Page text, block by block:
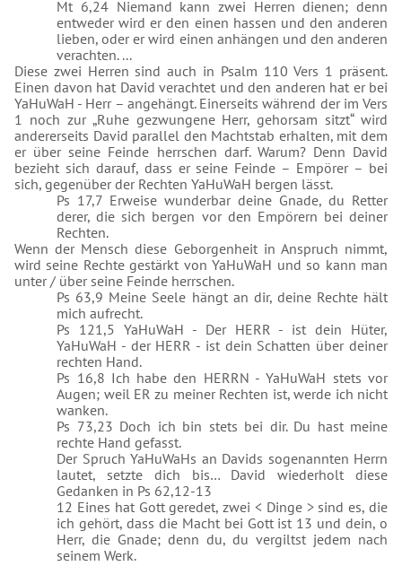
Mt 6,24 Niemand kann zwei Herren dienen; denn
entweder wird er den einen hassen und den anderen
lieben, oder er wird einen anhängen und den anderen
verachten. ...
Diese zwei Herren sind auch in Psalm 110 Vers 1 präsent.
Einen davon hat David verachtet und den anderen hat er bei
YaHuWaH - Herr – angehängt. Einerseits während der im Vers
1 noch zur „Ruhe gezwungene Herr, gehorsam sitzt“ wird
andererseits David parallel den Machtstab erhalten, mit dem
er über seine Feinde herrschen darf. Warum? Denn David
bezieht sich darauf, dass er seine Feinde – Empörer – bei
sich, gegenüber der Rechten YaHuWaH bergen lässt.
Ps 17,7 Erweise wunderbar deine Gnade, du Retter
derer, die sich bergen vor den Empörern bei deiner
Rechten.
Wenn der Mensch diese Geborgenheit in Anspruch nimmt,
wird seine Rechte gestärkt von YaHuWaH und so kann man
unter / über seine Feinde herrschen.
Ps 63,9 Meine Seele hängt an dir, deine Rechte hält
mich aufrecht.
Ps 121,5 YaHuWaH - Der HERR - ist dein Hüter,
YaHuWaH - der HERR - ist dein Schatten über deiner
rechten Hand.
Ps 16,8 Ich habe den HERRN - YaHuWaH stets vor
Augen; weil ER zu meiner Rechten ist, werde ich nicht
wanken.
Ps 73,23 Doch ich bin stets bei dir. Du hast meine
rechte Hand gefasst.
Der Spruch YaHuWaHs an Davids sogenannten Herrn
lautet, setzte dich bis… David wiederholt diese
Gedanken in Ps 62,12-13
12 Eines hat Gott geredet, zwei < Dinge > sind es, die
ich gehört, dass die Macht bei Gott ist 13 und dein, o
Herr, die Gnade; denn du, du vergiltst jedem nach
seinem Werk.